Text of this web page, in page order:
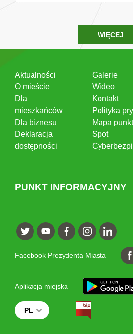
WIĘCEJ
Aktualności
O mieście
Dla
mieszkańców
Dla biznesu
Deklaracja
dostępności
Galerie
Wideo
Kontakt
Polityka
Mapa
Spot
PUNKT INFORMACYJNY
Facebook Prezydenta Miasta
Aplikacja miejska
PL